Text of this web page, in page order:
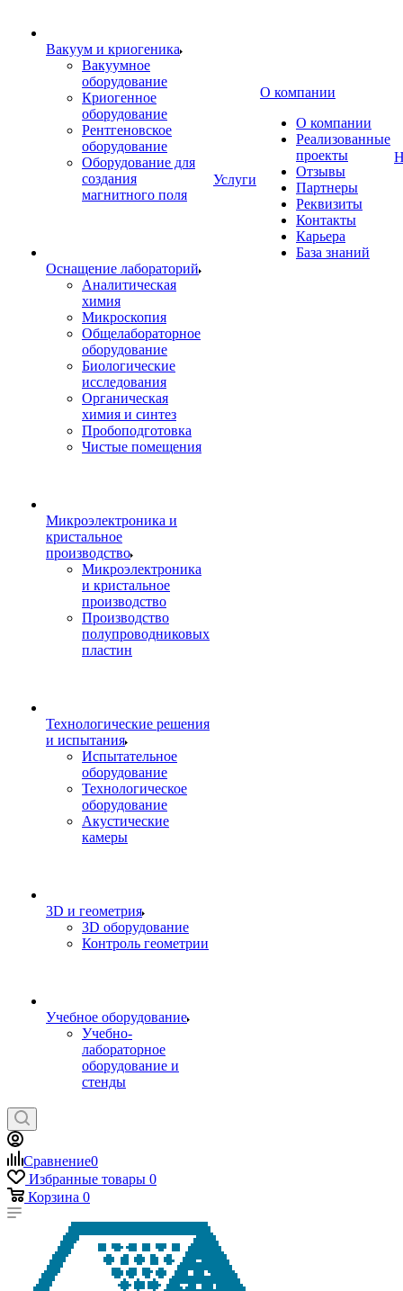
Вакуум и криогеника
Вакуумное
оборудование
Криогенное
оборудование
Рентгеновское
оборудование
Оборудование для
создания
магнитного поля
Оснащение лабораторий
Аналитическая
химия
Микроскопия
Общелабораторное
оборудование
Биологические
исследования
Органическая
химия и синтез
Пробоподготовка
Чистые помещения
Микроэлектроника и
кристальное
производство
Микроэлектроника
и кристальное
производство
Производство
полупроводниковых
пластин
Технологические решения
и испытания
Испытательное
оборудование
Технологическое
оборудование
Акустические
камеры
3D и геометрия
3D оборудование
Контроль геометрии
Учебное оборудование
Учебно-
лабораторное
оборудование и
стенды
Услуги
О компании
О компании
Реализованные
проекты
Отзывы
Партнеры
Реквизиты
Контакты
Карьера
База знаний
Сравнение0
Избранные товары 0
Корзина 0